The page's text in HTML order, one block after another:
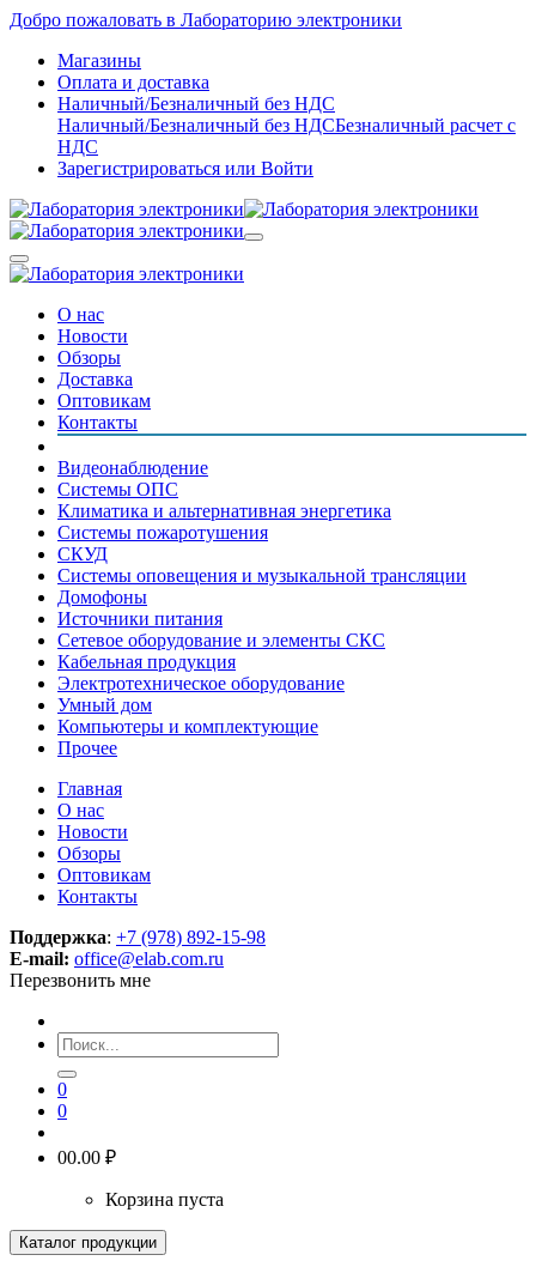
Добро пожаловать в Лабораторию электроники
Магазины
Оплата и доставка
Наличный/Безналичный без НДС
Наличный/Безналичный без НДСБезналичный расчет с
НДС
Зарегистрироваться или Войти
О нас
Новости
Обзоры
Доставка
Оптовикам
Контакты
Видеонаблюдение
Системы ОПС
Климатика и альтернативная энергетика
Системы пожаротушения
СКУД
Системы оповещения и музыкальной трансляции
Домофоны
Источники питания
Сетевое оборудование и элементы СКС
Кабельная продукция
Электротехническое оборудование
Умный дом
Компьютеры и комплектующие
Прочее
Главная
О нас
Новости
Обзоры
Оптовикам
Контакты
Поддержка: +7 (978) 892-15-98
E-mail: office@elab.com.ru
Перезвонить мне
0
0
00.00 ₽
Корзина пуста
Каталог продукции